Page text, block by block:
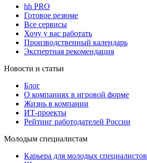
hh PRO
Готовое резюме
Все сервисы
Хочу у вас работать
Производственный календарь
Экспертная рекомендация
Новости и статьи
Блог
О компаниях в игровой форме
Жизнь в компании
ИТ-проекты
Рейтинг работодателей России
Молодым специалистам
Карьера для молодых специалистов